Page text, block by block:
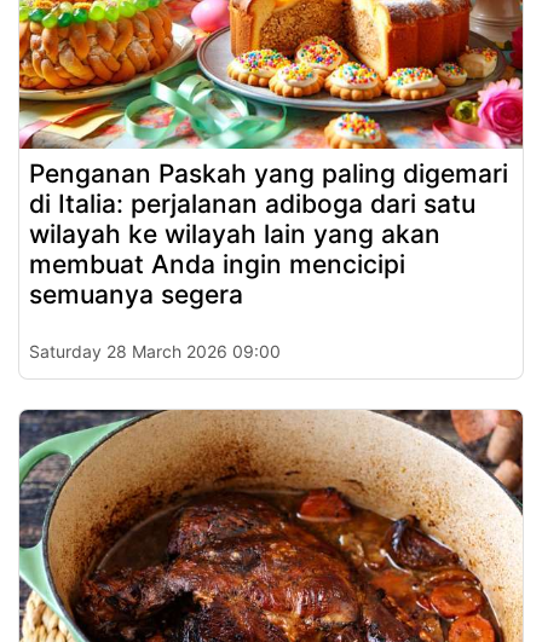
Penganan Paskah yang paling digemari
di Italia: perjalanan adiboga dari satu
wilayah ke wilayah lain yang akan
membuat Anda ingin mencicipi
semuanya segera
Saturday 28 March 2026 09:00